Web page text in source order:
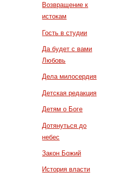
Возвращение к
истокам
Гость в студии
Да будет с вами
Любовь
Дела милосердия
Детская редакция
Детям о Боге
Дотянуться до
небес
Закон Божий
История власти